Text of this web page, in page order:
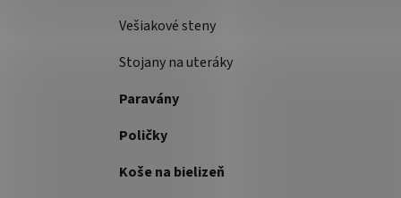
Vešiakové steny
Stojany na uteráky
Paravány
Poličky
Koše na bielizeň